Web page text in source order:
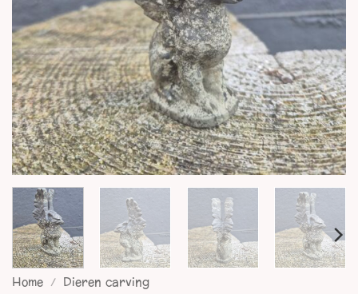
Home / Dieren carving